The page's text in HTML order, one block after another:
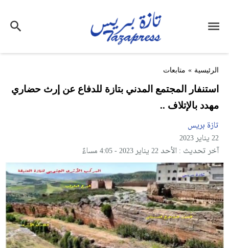
الرئيسية » متابعات
استنفار المجتمع المدني بتازة للدفاع عن إرث حضاري
مهدد بالإتلاف ..
تازة بريس
22 يناير 2023
آخر تحديث : الأحد 22 يناير 2023 - 4:05 مساءً